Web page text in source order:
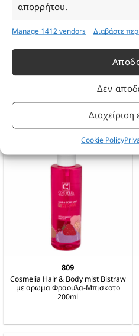
απορρήτου.
Manage 1412 vendors Διαβάστε
Δεν
Διαχείριση
Cookie Policy
Hair & Body Mist Jingle Smel
809
Cosmelia Hair & Body mist Bistraw
με αρωμα Φραουλα-Μπισκοτο
200ml